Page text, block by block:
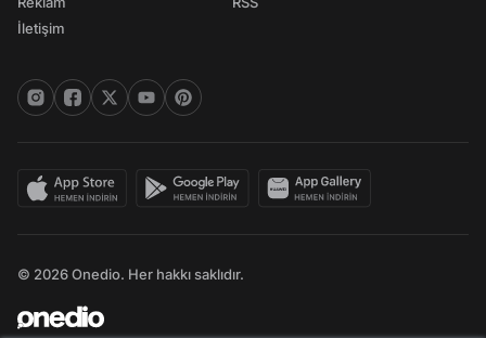
İletişim
© 2026 Onedio. Her hakkı saklıdır.